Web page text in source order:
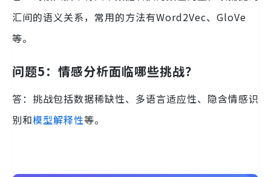
汇间的语义关系，常用的方法有Word2Vec、GloVe
等。
问题5：情感分析面临哪些挑战？
答：挑战包括数据稀缺性、多语言适应性、隐含情感识
别和模型解释性等。